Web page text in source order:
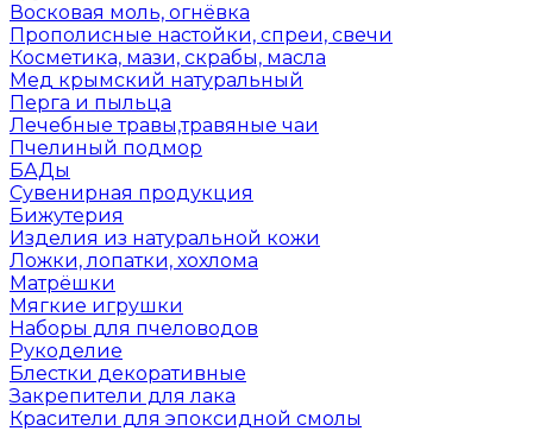
Восковая моль, огнёвка
Прополисные настойки, спреи, свечи
Косметика, мази, скрабы, масла
Мед крымский натуральный
Перга и пыльца
Лечебные травы,травяные чаи
Пчелиный подмор
БАДы
Сувенирная продукция
Бижутерия
Изделия из натуральной кожи
Ложки, лопатки, хохлома
Матрёшки
Мягкие игрушки
Наборы для пчеловодов
Рукоделие
Блестки декоративные
Закрепители для лака
Красители для эпоксидной смолы